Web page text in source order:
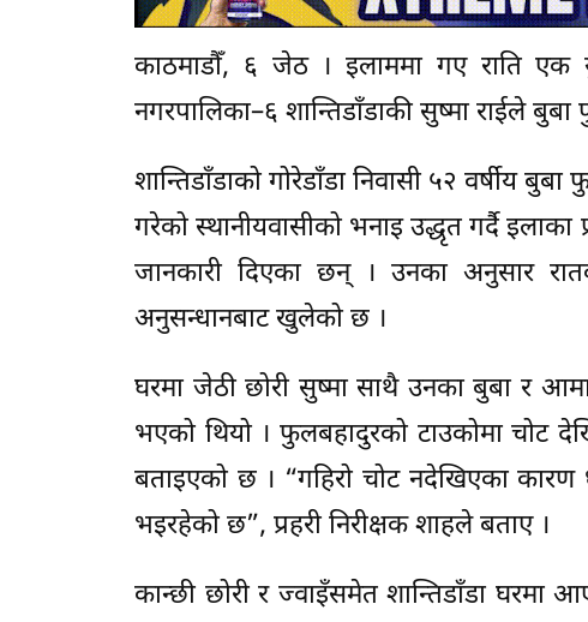
काठमाडौँ, ६ जेठ । इलाममा गए राति
नगरपालिका–६ शान्तिडाँडाकी सुष्मा राईले
शान्तिडाँडाको गोरेडाँडा निवासी ५२ वर्षीय
गरेको स्थानीयवासीको भनाइ उद्धृत गर्दै इलाका
जानकारी दिएका छन् । उनका अनुसार
अनुसन्धानबाट खुलेको छ ।
घरमा जेठी छोरी सुष्मा साथै उनका बुबा र
भएको थियो । फुलबहादुरको टाउकोमा चोट
बताइएको छ । “गहिरो चोट नदेखिएका कारण
भइरहेको छ”, प्रहरी निरीक्षक शाहले बताए ।
कान्छी छोरी र ज्वाइँसमेत शान्तिडाँडा